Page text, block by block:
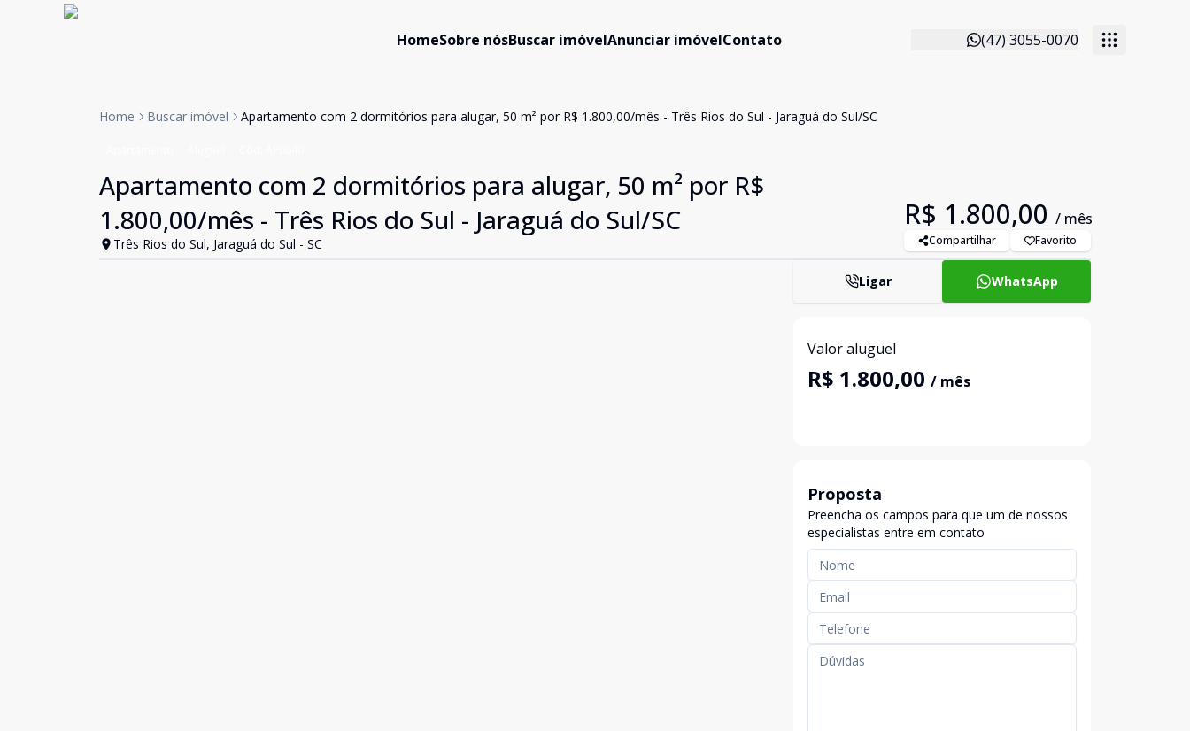
HomeSobre nósBuscar imóvelAnunciar imóvelContato (47) 3055-0070
Home Buscar imóvel Apartamento com 2 dormitórios para alugar, 50 m² por R$ 1.800,00/mês - Três Rios do Sul - Jaraguá do Sul/SC
Apartamento com 2 dormitórios para alugar, 50 m² por R$
1.800,00/mês - Três Rios do Sul - Jaraguá do Sul/SC
Três Rios do Sul, Jaraguá do Sul - SC
R$ 1.800,00 / mês
Compartilhar Favorito
Ligar WhatsApp
Valor aluguel
R$ 1.800,00 / mês
Proposta
Preencha os campos para que um de nossos
especialistas entre em contato